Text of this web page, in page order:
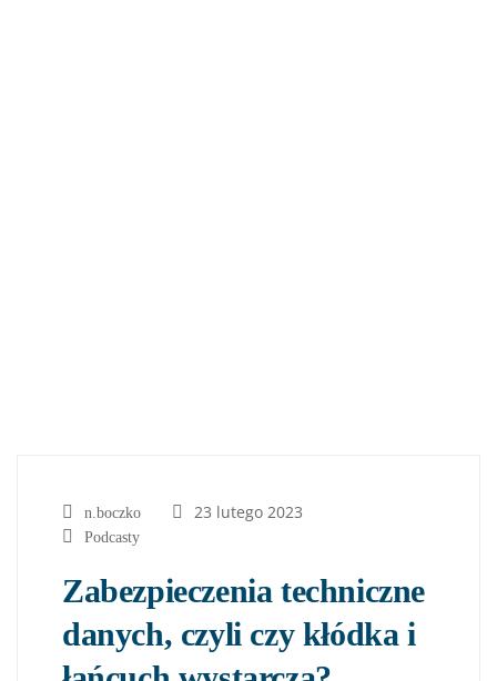
n.boczko 23 lutego 2023
Podcasty
Zabezpieczenia techniczne
danych, czyli czy kłódka i